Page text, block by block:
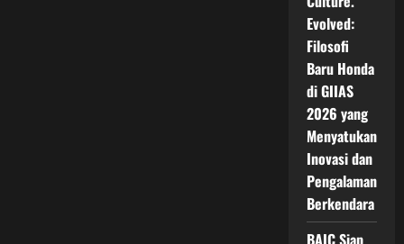
Evolved:
Filosofi
Baru Honda
di GIIAS
2026 yang
Menyatukan
Inovasi dan
Pengalaman
Berkendara